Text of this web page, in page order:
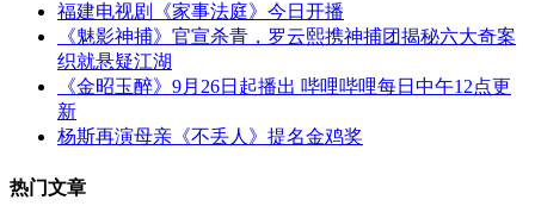
福建电视剧《家事法庭》今日开播
《魅影神捕》官宣杀青，罗云熙携神捕团揭秘六大奇案
织就悬疑江湖
《金昭玉醉》9月26日起播出 哔哩哔哩每日中午12点更
新
杨斯再演母亲《不丢人》提名金鸡奖
热门文章